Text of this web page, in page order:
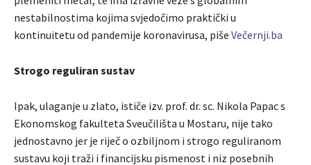
nestabilnostima kojima svjedočimo praktički u
kontinuitetu od pandemije koronavirusa, piše Večernji.ba
Strogo reguliran sustav
Ipak, ulaganje u zlato, ističe izv. prof. dr. sc. Nikola Papac s
Ekonomskog fakulteta Sveučilišta u Mostaru, nije tako
jednostavno jer je riječ o ozbiljnom i strogo reguliranom
sustavu koji traži i financijsku pismenost i niz posebnih